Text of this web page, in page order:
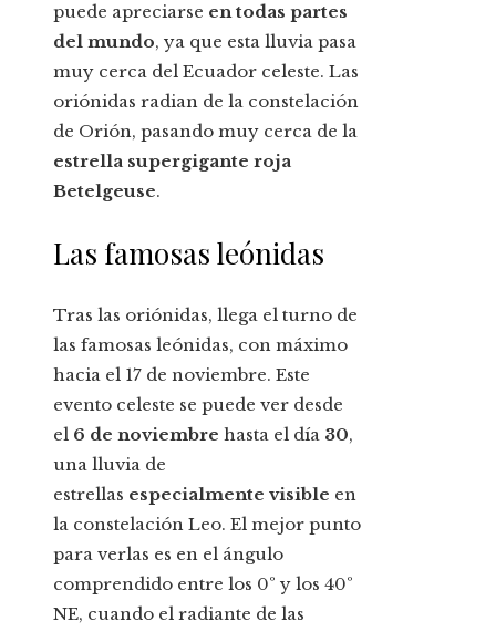
puede apreciarse en todas partes
del mundo, ya que esta lluvia pasa
muy cerca del Ecuador celeste. Las
oriónidas radian de la constelación
de Orión, pasando muy cerca de la
estrella supergigante roja
Betelgeuse.
Las famosas leónidas
Tras las oriónidas, llega el turno de
las famosas leónidas, con máximo
hacia el 17 de noviembre. Este
evento celeste se puede ver desde
el 6 de noviembre hasta el día 30,
una lluvia de
estrellas especialmente visible en
la constelación Leo. El mejor punto
para verlas es en el ángulo
comprendido entre los 0º y los 40º
NE, cuando el radiante de las